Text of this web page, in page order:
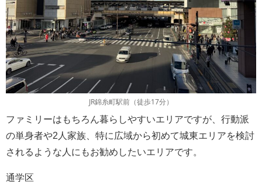
JR錦糸町駅前（徒歩17分）
ファミリーはもちろん暮らしやすいエリアですが、行動派
の単身者や2人家族、特に広域から初めて城東エリアを検討
されるような人にもお勧めしたいエリアです。
通学区